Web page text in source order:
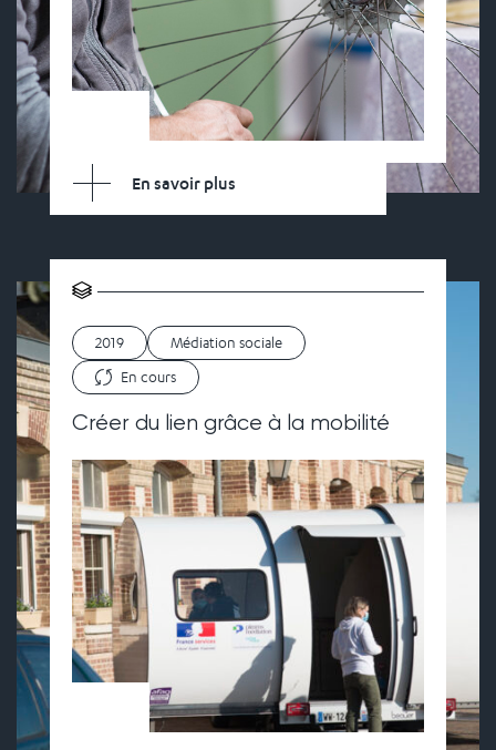
En savoir plus
2019
Médiation sociale
En cours
Créer du lien grâce à la mobilité